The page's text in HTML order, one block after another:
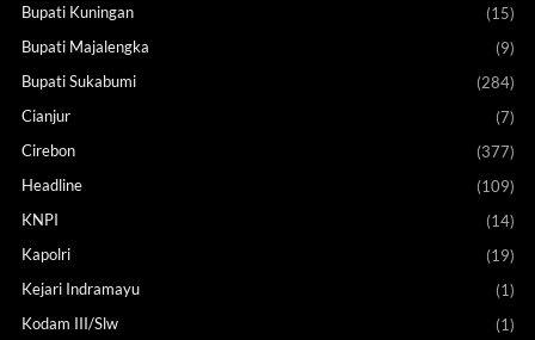
Bupati Kuningan
(15)
Bupati Majalengka
(9)
Bupati Sukabumi
(284)
Cianjur
(7)
Cirebon
(377)
Headline
(109)
KNPI
(14)
Kapolri
(19)
Kejari Indramayu
(1)
Kodam III/Slw
(1)